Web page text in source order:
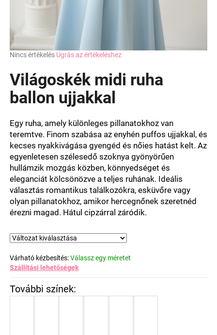
A
átlagos
értékelése
5-
ből
csillag.
Nincs értékelés Ugrás az értékeléshez
Világoskék midi ruha
ballon ujjakkal
Egy ruha, amely különleges pillanatokhoz van
teremtve. Finom szabása az enyhén puffos ujjakkal, és
kecses nyakkivágása gyengéd és nőies hatást kelt. Az
egyenletesen szélesedő szoknya gyönyörűen
hullámzik mozgás közben, könnyedséget és
eleganciát kölcsönözve a teljes ruhának. Ideális
választás romantikus találkozókra, esküvőre vagy
olyan pillanatokhoz, amikor hercegnőnek szeretnéd
érezni magad. Hátul cipzárral záródik.
Várható kézbesítés:Válassz egy méretet
Szállítási lehetőségek